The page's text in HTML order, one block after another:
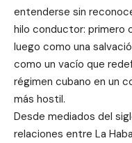
entenderse sin
hilo conductor: primero
luego como una
como un vacío que
régimen cubano en un
más hostil.
Desde mediados del
relaciones entre La